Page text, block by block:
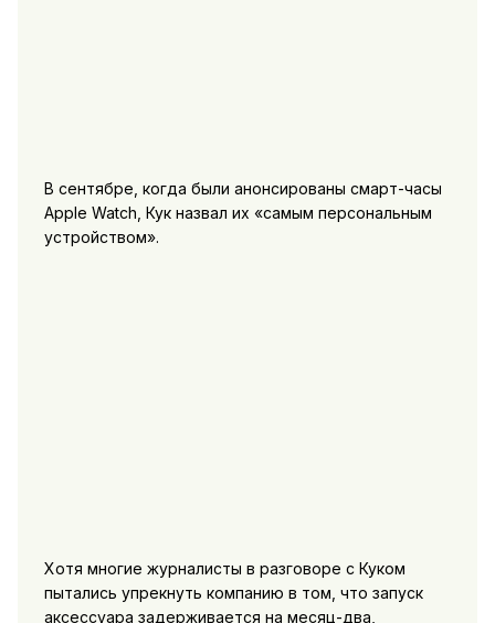
В сентябре, когда были анонсированы смарт-часы
Apple Watch, Кук назвал их «самым персональным
устройством».
Хотя многие журналисты в разговоре с Куком
пытались упрекнуть компанию в том, что запуск
аксессуара задерживается на месяц-два,